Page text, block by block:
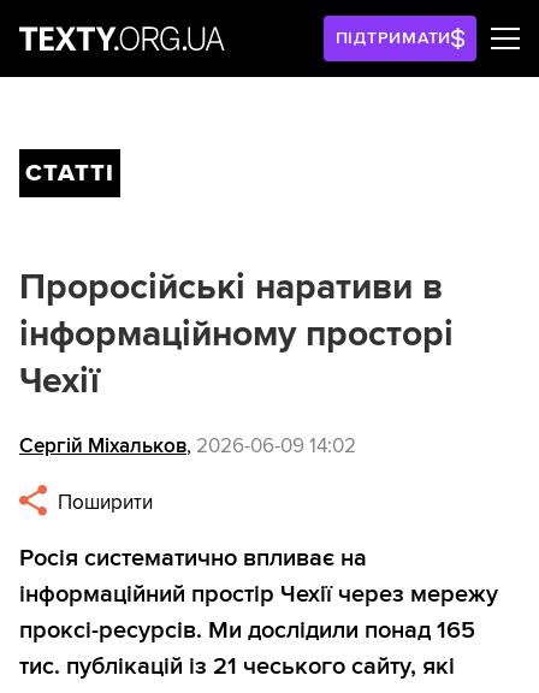
ПІДТРИМАТИ
СТАТТІ
Проросійські наративи в
інформаційному просторі
Чехії
Сергій Міхальков, 2026-06-09 14:02
Поширити
Росія систематично впливає на
інформаційний простір Чехії через мережу
проксі-ресурсів. Ми дослідили понад 165
тис. публікацій із 21 чеського сайту, які